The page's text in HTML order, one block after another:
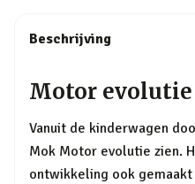
Beschrijving
Motor
Vanuit de kinderwagen
Mok Motor evolutie zien.
ontwikkeling ook